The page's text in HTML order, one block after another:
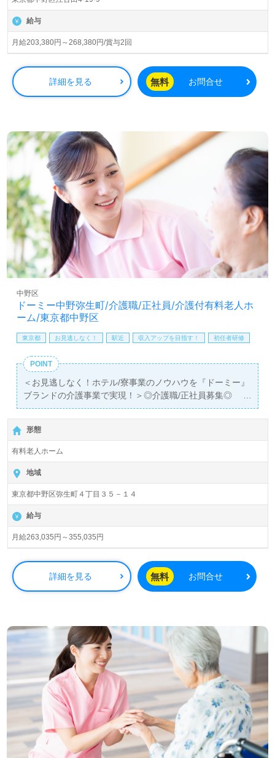
外科、循環器内科、消化器内科、糖尿病内科、泌尿器科、
耳鼻咽喉科、皮膚科、歯科、リハビリテーション科、救急
◎日勤帯のみの方も大歓迎！多職種、幅広い年代層の職員
様が活躍中！中野区と練馬区の境にある救急病院様！◎
看護助手や介護職経験のある方はもちろん、これから介護
職を目指される方も幅広く募集します。病院での勤務経験
のOJT/研修制度、先輩職員様からのあたたかなサポートも
うれしいポイント！『患者様のお役に立ちたい、資格/経験
を活かしたい、介護知識や技術力を高めたい』『働きがい
を感じながら仕事をしたい』『転職で施設形態や環境を変
えて働きたい』等の方も大歓迎です。募集詳細等、担当コ
ンサルタントよりご案内します。お問い合わせも遠慮なく
お願いします。
全国の求人ご紹介！医療/福祉業界の正社員/パート求人探
しは【ウィルオブ介護】＊求人情報収集、将来的に検討の
方も遠慮なく＊
LINE、メール、お電話などご希望に応じてお問い合わせ/ご
料サービスをご利用いただけます。＜非公開求人も取扱い
あり！＞"転職支援"のプロと一緒に転職活動！お問い合わ
せお待ちしております。
給与
月給203,380円～268,380円/賞与2回
詳細を見る 無料 お問合せ
ドーミー中野弥生町/介護職/正社員/介護付有料老人ホ
ーム/東京都中野区
中野区
東京都 お見逃しなく！ 駅近 収入アップを目指す！ 初任者研修
POINT
＜お見逃しなく！ホテル/寮事業のノウハウを『ドーミー』
ブランドの介護事業で実現！＞◎介護職/正社員募集◎
【月給263,035円～355,035円】＊初任者研修以上有資格者
向け求人＊『中野富士見町駅』徒歩7分。
入居定員85名（85室/全室個室）『ドーミー中野弥生町』
株式会社共立メンテナンス（本社：東京都千代田区）様の
運営です。従業員数5,939名以上、東京都、埼玉県を中心
にサービス付き高齢者向け住宅、介護付き/住宅型有料老人
ホーム、全国95棟の『ドーミーイン』ビジネスホテル事
業、全国42棟のリゾートホテル事業、全国500か所以上の
寮事業を展開されています。新規オープン予定事業所も
続々誕生予定！『食・住・泊』をテーマに『顧客第一』を
『会社の心』とされるプライム市場上場企業様です。
◎『最先端のAI見守りシステム、インカム、バイタルセン
サーの活用で業務を効率化！』笑顔になれるシニアライフ
様やご家族様から『感謝の言葉』も多く届く事業所様で
す。入社時研修～各種研修制度の充実、社員用住宅、食事
代補助等の手厚い福利厚生も嬉しいポイント！『ご利用者
様のお役に立ちたい、資格/経験を活かしたい』『働きがい
を感じながら仕事をしたい』『施設形態や環境を変えて仕
事をしたい』等の方も大歓迎です！募集詳細等、担当コン
サルタントよりご案内します。お問い合わせも遠慮なくお
願いします。
全国の求人ご紹介！医療/福祉業界の正社員/パート求人探
形態
有料老人ホーム
地域
東京都中野区弥生町４丁目３５－１４
給与
月給263,035円～355,035円
詳細を見る 無料 お問合せ